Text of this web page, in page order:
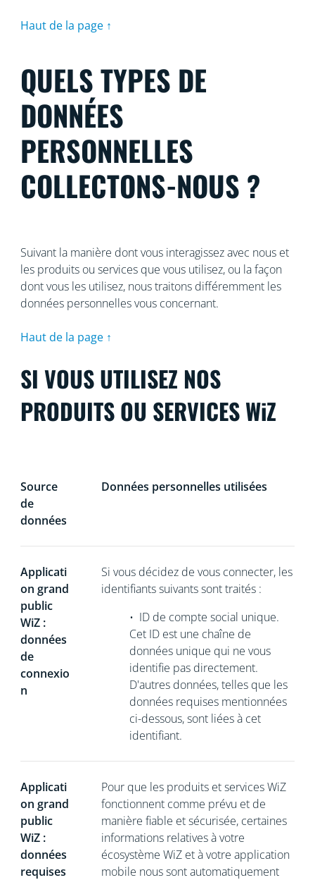
Haut de la page ↑
QUELS TYPES DE
DONNÉES
PERSONNELLES
COLLECTONS-NOUS ?
Suivant la manière dont vous interagissez avec nous et
les produits ou services que vous utilisez, ou la façon
dont vous les utilisez, nous traitons différemment les
données personnelles vous concernant.
Haut de la page ↑
SI VOUS UTILISEZ NOS
PRODUITS OU SERVICES WiZ
Source
de
données
Données personnelles utilisées
Applicati
on grand
public
WiZ :
données
de
connexio
n
Si vous décidez de vous connecter, les
identifiants suivants sont traités :
• ID de compte social unique.
Cet ID est une chaîne de
données unique qui ne vous
identifie pas directement.
D'autres données, telles que les
données requises mentionnées
ci-dessous, sont liées à cet
identifiant.
Applicati
on grand
public
WiZ :
données
requises
Pour que les produits et services WiZ
fonctionnent comme prévu et de
manière fiable et sécurisée, certaines
informations relatives à votre
écosystème WiZ et à votre application
mobile nous sont automatiquement